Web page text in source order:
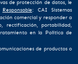
de protección de datos, le
Responsable: CAI Sistemas
comercial y responder a
rectificación, portabilidad,
en la Política de
de productos o